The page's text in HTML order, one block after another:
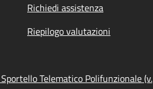
Richiedi assistenza
Riepilogo valutazioni
Telematico Polifunzionale (v.